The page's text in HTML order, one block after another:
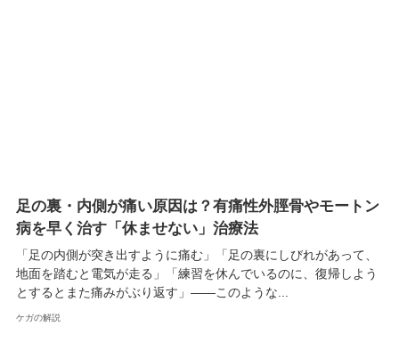
足の裏・内側が痛い原因は？有痛性外脛骨やモートン
病を早く治す「休ませない」治療法
「足の内側が突き出すように痛む」「足の裏にしびれがあって、
地面を踏むと電気が走る」「練習を休んでいるのに、復帰しよう
とするとまた痛みがぶり返す」――このような...
ケガの解説